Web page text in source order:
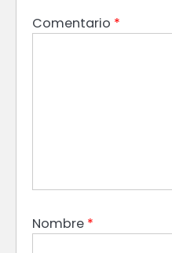
Comentario *
Nombre *